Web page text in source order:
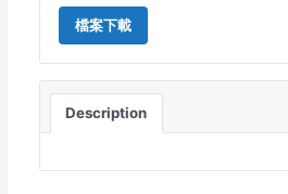
檔案下載
Description